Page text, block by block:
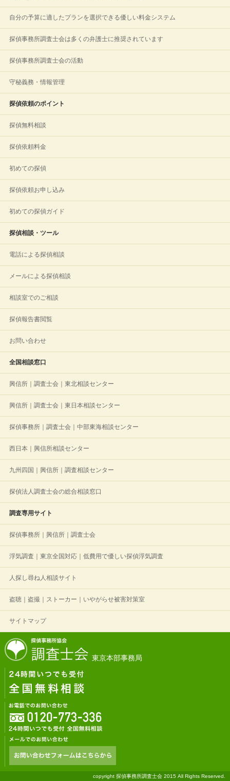
自分の予算に適したプランを選択できる優しい料金システム
探偵事務所調査士会は多くの弁護士に推奨されています
探偵事務所調査士会の活動
守秘義務・情報管理
探偵依頼のポイント
探偵無料相談
探偵依頼料金
初めての探偵
探偵依頼お申し込み
初めての探偵ガイド
探偵相談・ツール
電話による探偵相談
メールによる探偵相談
相談室でのご相談
探偵報告書閲覧
お問い合わせ
全国相談窓口
興信所｜調査士会｜東北相談センター
興信所｜調査士会｜東日本相談センター
探偵事務所｜調査士会｜中部東海相談センター
西日本｜興信所相談センター
九州四国｜興信所｜調査相談センター
探偵法人調査士会の総合相談窓口
調査専用サイト
探偵事務所｜興信所｜調査士会
浮気調査｜東京全国対応｜低費用で優しい探偵浮気調査
人探し尋ね人相談サイト
盗聴｜盗撮｜ストーカー｜いやがらせ被害対策室
サイトマップ
東京本部事務局
copyright 探偵事務所調査士会 2015 All Rights Reserved.